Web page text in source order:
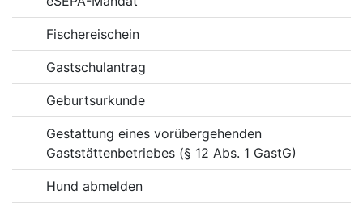
Fischereischein
Gastschulantrag
Geburtsurkunde
Gestattung eines vorübergehenden
Gaststättenbetriebes (§ 12 Abs. 1 GastG)
Hund abmelden